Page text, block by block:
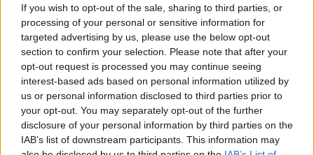
If you wish to opt-out of the sale, sharing to third parties, or
processing of your personal or sensitive information for
targeted advertising by us, please use the below opt-out
section to confirm your selection. Please note that after your
opt-out request is processed you may continue seeing
interest-based ads based on personal information utilized by
us or personal information disclosed to third parties prior to
your opt-out. You may separately opt-out of the further
disclosure of your personal information by third parties on the
IAB’s list of downstream participants. This information may
​Con-te
Coincidenze e crisi
L'amico
​L’anno del vaccino
Giulio Regeni
​Il rosario
Paolo Rossi
Maradona
Cronaca
​Ancora Covid
​Biden!